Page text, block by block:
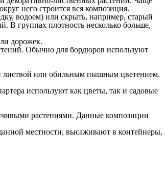
него строится вся композиция.
водоем) или скрыть, например, старый
В группах плотность несколько больше,
дорожек.
Обычно для бордюров используют
листвой или обильным пышным цветением.
используют как цветы, так и садовые
растениями. Данные композиции
местности, высаживают в контейнеры,